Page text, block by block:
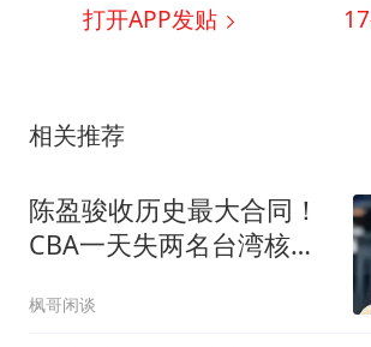
打开APP发贴 17
相关推荐
陈盈骏收历史最大合同！
CBA一天失两名台湾核
枫哥闲谈